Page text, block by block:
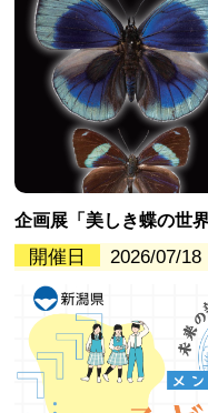
企画展「美しき蝶の世
開催日 2026/07/